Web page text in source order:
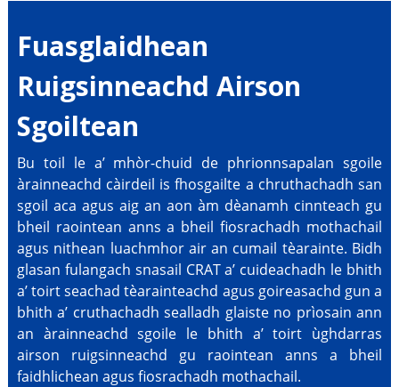
Fuasglaidhean
Ruigsinneachd Airson
Sgoiltean
Bu toil le a’ mhòr-chuid de phrionnsapalan sgoile
àrainneachd càirdeil is fhosgailte a chruthachadh san
sgoil aca agus aig an aon àm dèanamh cinnteach gu
bheil raointean anns a bheil fiosrachadh mothachail
agus nithean luachmhor air an cumail tèarainte. Bidh
glasan fulangach snasail CRAT a’ cuideachadh le bhith
a’ toirt seachad tèarainteachd agus goireasachd gun a
bhith a’ cruthachadh sealladh glaiste no prìosain ann
an àrainneachd sgoile le bhith a’ toirt ùghdarras
airson ruigsinneachd gu raointean anns a bheil
faidhlichean agus fiosrachadh mothachail.